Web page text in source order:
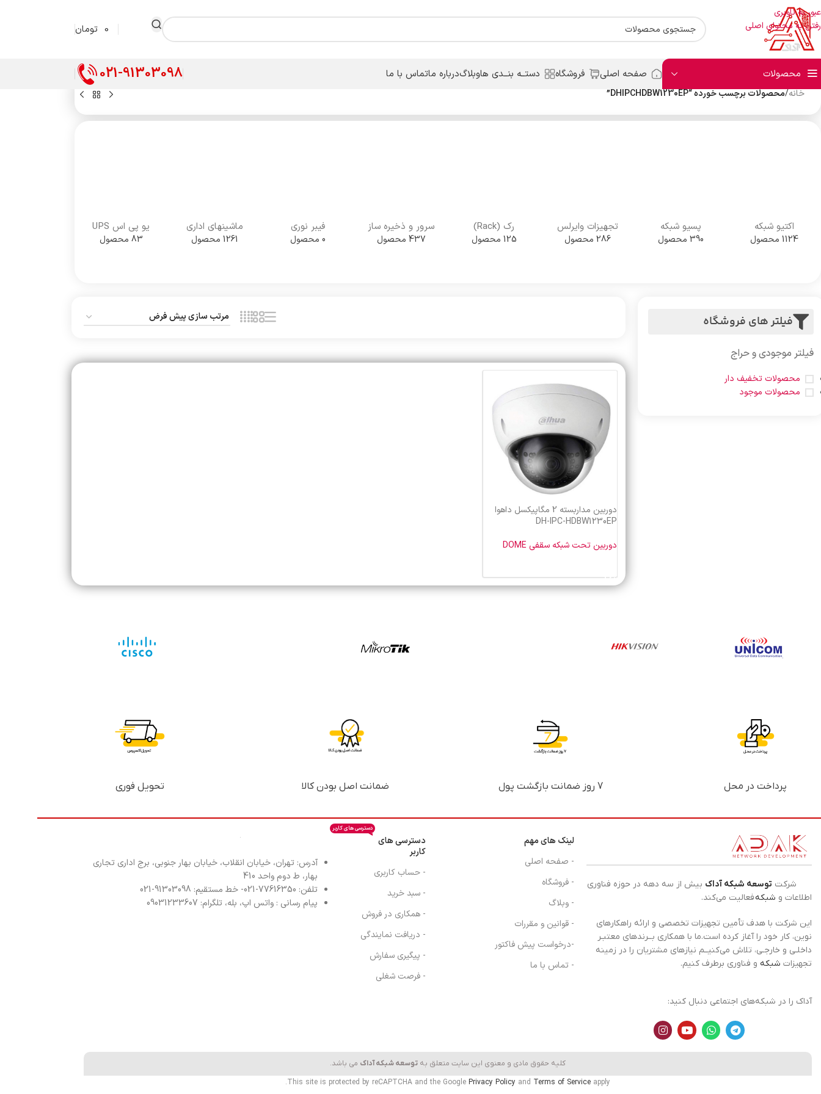
عبور به ناوبری
رفتن به محتوای اصلی
0 تومان
محصولات صفحه اصلی فروشگاه دستــه بنــدی هاوبلاگدرباره ماتماس با ما 021-91303098
خانه/محصولات برچسب خورده “DHIPCHDBW1230EP”
اکتیو شبکه
1124 محصول
پسیو شبکه
390 محصول
تجهیزات وایرلس
286 محصول
رک (Rack)
125 محصول
سرور و ذخیره ساز
437 محصول
فیبر نوری
0 محصول
ماشینهای اداری
1261 محصول
یو پی اس UPS
83 محصول
فیلتر های فروشگاه
فیلتر موجودی و حراج
محصولات تخفیف دار
محصولات موجود
دوربین مداربسته 2 مگاپیکسل داهوا
DH-IPC-HDBW1230EP
دوربین تحت شبکه سقفی DOME
پرداخت در محل 7 روز ضمانت بازگشت پول ضمانت اصل بودن کالا تحویل فوری
شرکت توسعه شبکه آداک بیش از سه دهه در حوزه فناوری
اطلاعات و شبکهفعالیت می‌کند.
این شرکت با هدف تأمین تجهیزات تخصصی و ارائه راهکارهای
نوین، کار خود را آغاز کرده است.ما با همکاری بــرندهای معتبـر
داخلـی و خارجـی، تلاش می‌کنیــم نیازهای مشتریان را در زمینه
تجهیزات شبکه و فناوری برطرف کنیم.
آداک را در شبکه‌های اجتماعی دنبال کنید:
لینک های مهم
- صفحه اصلی
- فروشگاه
- وبلاگ
- قوانین و مقررات
-درخواست پیش فاکتور
- تماس با ما
دسترسی های
کاربر
دسترسی های کاربر
- حساب کاربری
- سبد خرید
- همکاری در فروش
- دریافت نمایندگی
- پیگیری سفارش
- فرصت شغلی
آدرس: تهران، خیابان انقلاب، خیابان بهار جنوبی، برج اداری تجاری
بهار، ط دوم واحد 410
تلفن: 77616350-021- خط مستقیم: 91303098-021
پیام رسانی : واتس اپ، بله، تلگرام: 09031233607
کلیه حقوق مادی و معنوی این سایت متعلق به توسعه شبکه آداک می باشد.
This site is protected by reCAPTCHA and the Google Privacy Policy and Terms of Service apply.